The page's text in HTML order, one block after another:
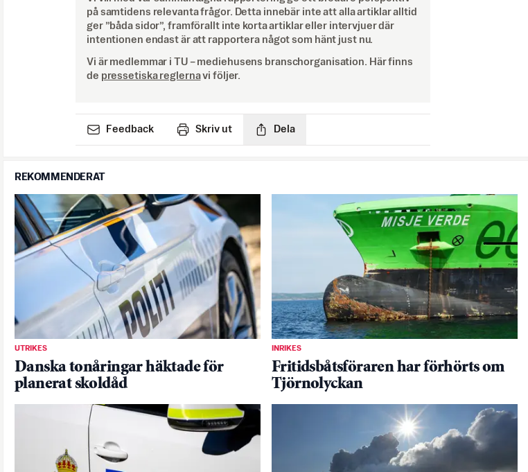
på samtidens relevanta frågor. Detta innebär inte att alla artiklar alltid
ger ”båda sidor”, framförallt inte korta artiklar eller intervjuer där
intentionen endast är att rapportera något som hänt just nu.
Vi är medlemmar i TU – mediehusens branschorganisation. Här finns
de pressetiska reglernavi följer.
Feedback Skriv ut Dela
REKOMMENDERAT
UTRIKES
Danska tonåringar häktade för
planerat skoldåd
INRIKES
Fritidsbåtsföraren har förhörts om
Tjörnolyckan